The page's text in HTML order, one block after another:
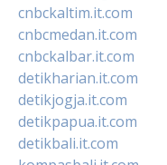
cnbckaltim.it.com
cnbcmedan.it.com
cnbckalbar.it.com
detikharian.it.com
detikjogja.it.com
detikpapua.it.com
detikbali.it.com